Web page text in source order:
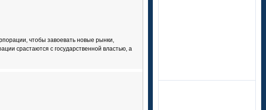
чтобы завоевать новые рынки,
срастаются с государственной властью, а